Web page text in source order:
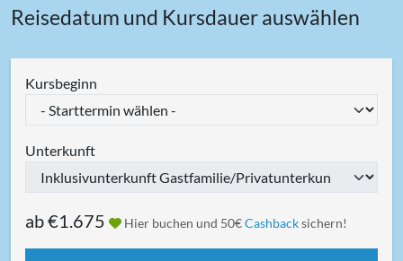
Reisedatum und Kursdauer auswählen
Kursbeginn
Unterkunft
ab€1.675 Hier buchen und 50€Cashbacksichern!